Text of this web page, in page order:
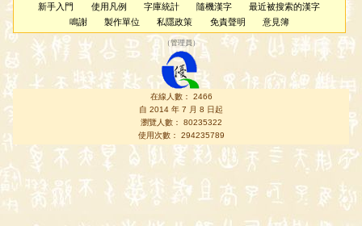
新手入門 使用凡例 字庫統計 隨機漢字
最近被搜索的漢字
鳴謝
製作單位 私隱政策 免責聲明 意見簿
（管理員 ）
在線人數： 2466
自 2014 年 7 月 8 日起
瀏覽人數： 80235322
使用次數： 294235789